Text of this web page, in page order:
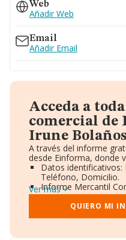
Web
Añadir Web
Email
Añadir Email
Acceda a
comercial de
Irune
A través del informe
desde Einforma, donde
Datos identificativos:
Teléfono, Domicilio.
Informe Mercantil
Gráficos de
Consejo de
Directivos y
Ver más
QUIERO MI